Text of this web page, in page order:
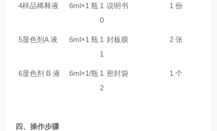
4样品稀释液 6ml×1 瓶 1
0
说明书 1 份
5显色剂A 液 6ml×1 瓶 1
1
封板膜 2 张
6显色剂 B 液 6ml×1/瓶 1
2
密封袋 1 个
四、操作步骤